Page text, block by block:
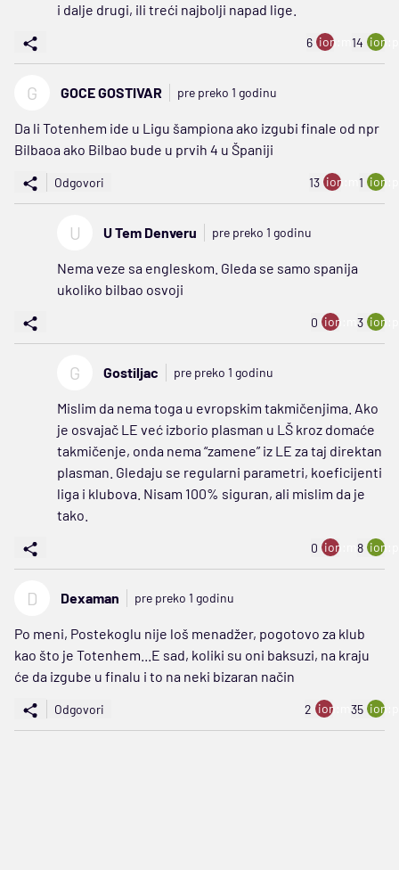
i dalje drugi, ili treći najbolji napad lige.
6 ion:minus
14
G GOCE GOSTIVAR pre preko 1 godinu
Da li Totenhem ide u Ligu šampiona ako izgubi finale od npr
Bilbaoa ako Bilbao bude u prvih 4 u Španiji
Odgovori 13 ion:minus
1
U U Tem Denveru pre preko 1 godinu
Nema veze sa engleskom. Gleda se samo spanija
ukoliko bilbao osvoji
0 ion:minus
3
G Gostiljac pre preko 1 godinu
Mislim da nema toga u evropskim takmičenjima. Ako
je osvajač LE već izborio plasman u LŠ kroz domaće
takmičenje, onda nema “zamene” iz LE za taj direktan
plasman. Gledaju se regularni parametri, koeficijenti
liga i klubova. Nisam 100% siguran, ali mislim da je
tako.
0 ion:minus
8
D Dexaman pre preko 1 godinu
Po meni, Postekoglu nije loš menadžer, pogotovo za klub
kao što je Totenhem...E sad, koliki su oni baksuzi, na kraju
će da izgube u finalu i to na neki bizaran način
Odgovori 2 ion:minus
35